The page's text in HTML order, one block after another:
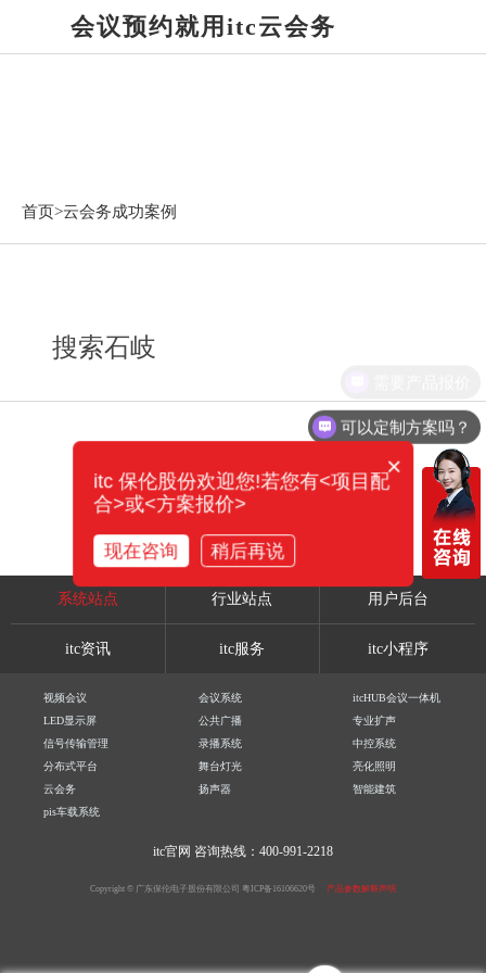
会议预约就用itc云会务
首页>云会务成功案例
搜索石岐
系统站点 行业站点 用户后台
itc资讯 itc服务 itc小程序
视频会议 会议系统
itcHUB会议一体机
LED显示屏
公共广播
专业扩声
信号传输管理
录播系统
中控系统
分布式平台
舞台灯光
亮化照明
云会务
扬声器
智能建筑
pis车载系统
itc官网 咨询热线：400-991-2218
Copyright © 广东保伦电子股份有限公司 粤ICP备16106620号 产品参数解释声明
可以定制方案吗？
×
itc 保伦股份欢迎您!若您有<项目配
合>或<方案报价>
现在咨询 稍后再说